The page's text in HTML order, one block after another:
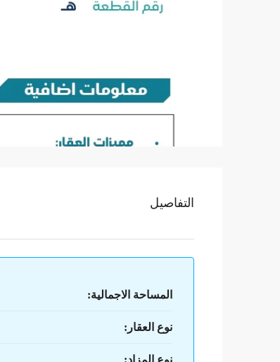
التفاصيل
المساحة الاجمالية:
نوع العقار:
نوع المزاد: